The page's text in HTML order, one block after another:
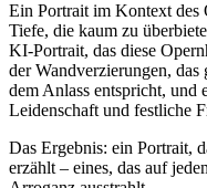
Ein Portrait im Kontext des
Tiefe, die kaum zu
KI-Portrait, das diese
der Wandverzierungen,
dem Anlass entspricht,
Leidenschaft und festliche
Das Ergebnis: ein Portrait,
erzählt – eines, das auf